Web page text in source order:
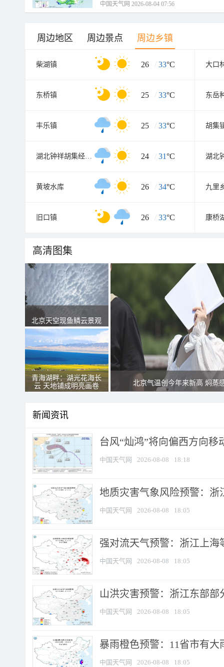
中国天气网 2026-08-04 07:56
周边地区 周边景点 周边乡镇
柴湖镇 26 / 33°C 大口
东桥镇 25 / 33°C 东岳
丰乐镇 25 / 33°C 胡集
湖北钟祥胡集经济技术开发区 24 / 31°C
黄坡水库 26 / 34°C 九里
旧口镇 26 / 33°C 康桥
高清图集
北京天空现鱼鳞云景观
青海湖畔：湖光花海长
云 天地铺成明亮画卷
北京气温创今年来新高 焖蒸
新闻资讯
台风“灿鸿”将向偏西方向移
中国天气网 2026-08-08 18:18
地质灾害气象风险预警：
中国天气网 2026-08-08 18:05
强对流天气预警：浙江上海
中国天气网 2026-08-08 18:05
山洪灾害预警：浙江东部
中国天气网 2026-08-08 18:05
暴雨橙色预警：11省市有
中国天气网 2026-08-08 18:05